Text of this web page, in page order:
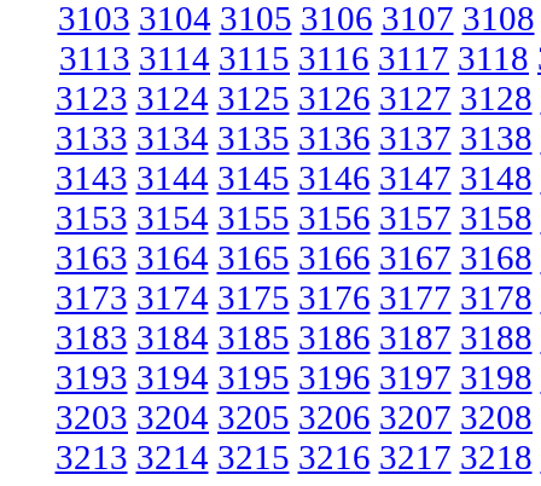
3103 3104 3105 3106 3107 3108
3113 3114 3115 3116 3117 3118
3123 3124 3125 3126 3127 3128
3133 3134 3135 3136 3137 3138
3143 3144 3145 3146 3147 3148
3153 3154 3155 3156 3157 3158
3163 3164 3165 3166 3167 3168
3173 3174 3175 3176 3177 3178
3183 3184 3185 3186 3187 3188
3193 3194 3195 3196 3197 3198
3203 3204 3205 3206 3207 3208
3213 3214 3215 3216 3217 3218